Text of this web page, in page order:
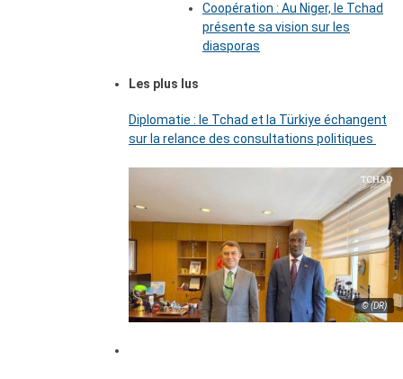
Coopération : Au Niger, le Tchad
présente sa vision sur les
diasporas
Les plus lus
Diplomatie : le Tchad et la Türkiye échangent
sur la relance des consultations politiques
© (DR)